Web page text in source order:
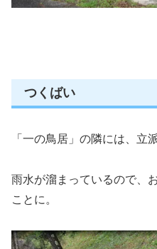
つくばい
「一の鳥居」の隣には、立
雨水が溜まっているので、
ことに。